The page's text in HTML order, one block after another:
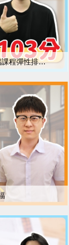
托福103分心得分享｜為讀研準備托福，雲端課程彈性排課更助我考高分！